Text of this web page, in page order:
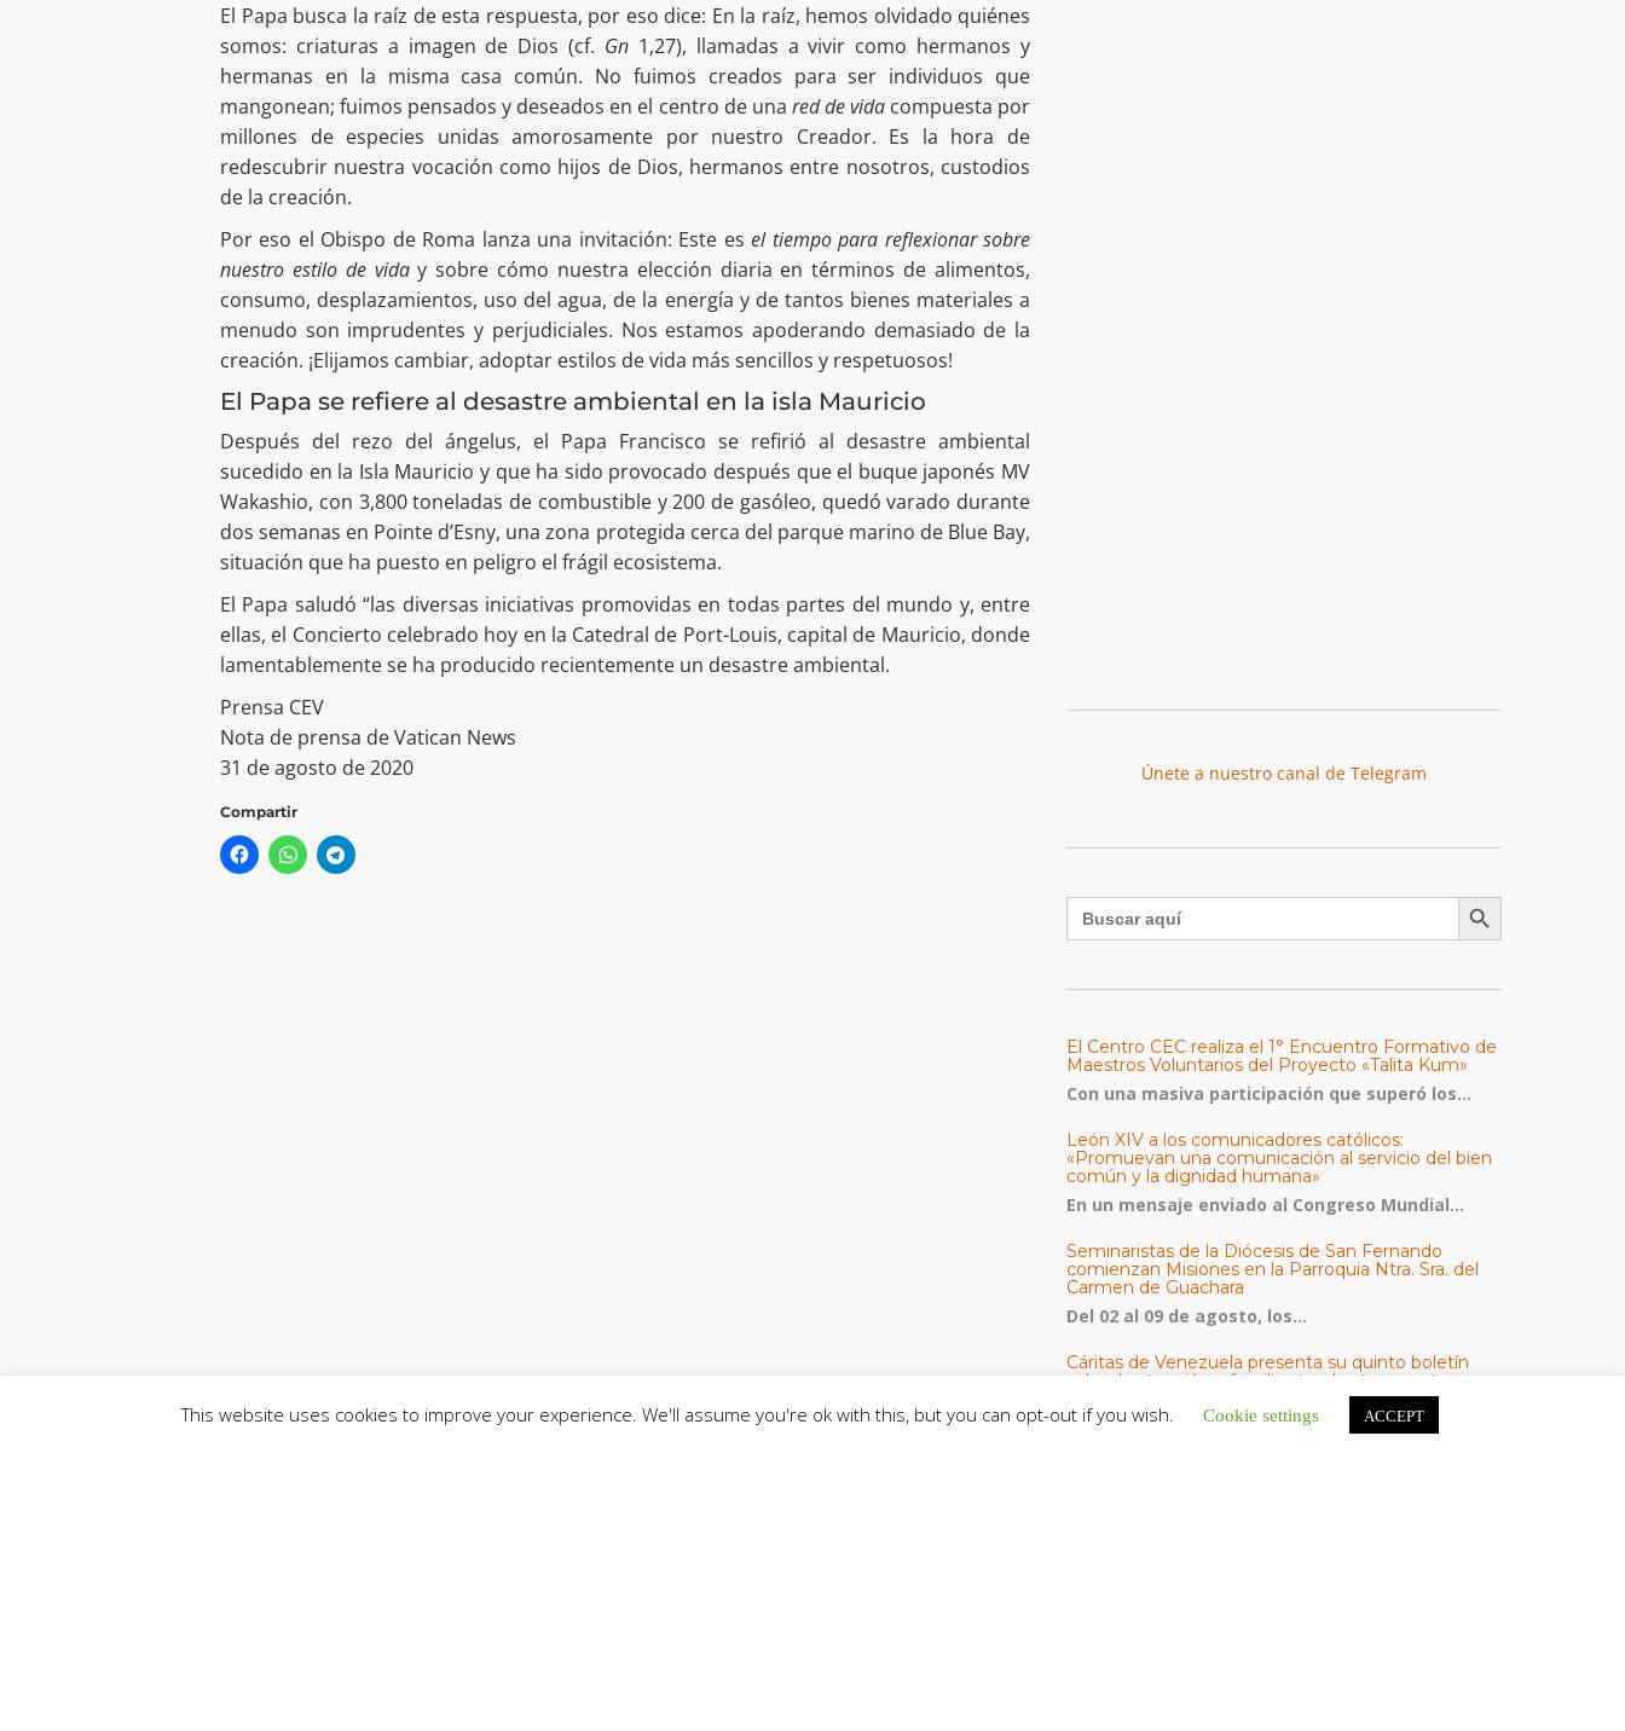
El Papa busca la raíz de esta respuesta, por eso dice: En la raíz, hemos olvidado quiénes
somos: criaturas a imagen de Dios (cf. Gn 1,27), llamadas a vivir como hermanos y
hermanas en la misma casa común. No fuimos creados para ser individuos que
mangonean; fuimos pensados y deseados en el centro de una red de vidacompuesta por
millones de especies unidas amorosamente por nuestro Creador. Es la hora de
redescubrir nuestra vocación como hijos de Dios, hermanos entre nosotros, custodios
de la creación.
Por eso el Obispo de Roma lanza una invitación: Este esel tiempo para reflexionar sobre
nuestro estilo de viday sobre cómo nuestra elección diaria en términos de alimentos,
consumo, desplazamientos, uso del agua, de la energía y de tantos bienes materiales a
menudo son imprudentes y perjudiciales. Nos estamos apoderando demasiado de la
creación. ¡Elijamos cambiar, adoptar estilos de vida más sencillos y respetuosos!
El Papa se refiere al desastre ambiental en la isla Mauricio
Después del rezo del ángelus, el Papa Francisco se refirió al desastre ambiental
sucedido en la Isla Mauricio y que ha sido provocado después que el buque japonés MV
Wakashio, con 3,800 toneladas de combustible y 200 de gasóleo, quedó varado durante
dos semanas en Pointe d’Esny, una zona protegida cerca del parque marino de Blue Bay,
situación que ha puesto en peligro el frágil ecosistema.
El Papa saludó “las diversas iniciativas promovidas en todas partes del mundo y, entre
ellas, el Concierto celebrado hoy en la Catedral de Port-Louis, capital de Mauricio, donde
lamentablemente se ha producido recientemente un desastre ambiental.
Prensa CEV
Nota de prensa de Vatican News
31 de agosto de 2020
Compartir
Únete a nuestro canal de Telegram
Buscar: Botón de búsqueda
El Centro CEC realiza el 1° Encuentro Formativo de
Maestros Voluntarios del Proyecto «Talita Kum»
Con una masiva participación que superó los...
León XIV a los comunicadores católicos:
«Promuevan una comunicación al servicio del bien
común y la dignidad humana»
En un mensaje enviado al Congreso Mundial...
Seminaristas de la Diócesis de San Fernando
comienzan Misiones en la Parroquia Ntra. Sra. del
Carmen de Guachara
Del 02 al 09 de agosto, los...
Cáritas de Venezuela presenta su quinto boletín
sobre la atención a familias tras los terremotos
Cáritas de Venezuela publicó este martes 4...
This website uses cookies to improve your experience. We'll assume you're ok with this, but you can opt-out if you wish. Cookie settings ACCEPT